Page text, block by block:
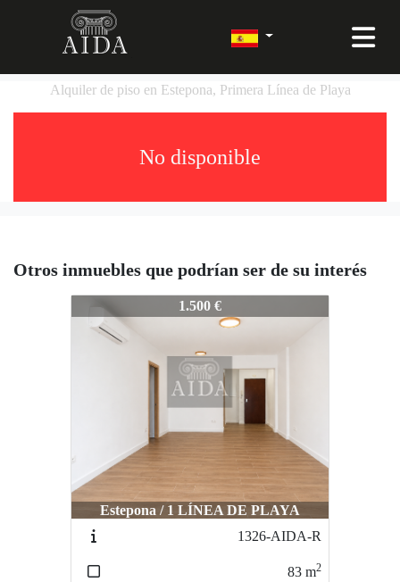
Alquiler de piso en Estepona, Primera Línea de Playa
No disponible
Otros inmuebles que podrían ser de su interés
364-AIDA-R
1.500 €
Estepona / 1 LÍNEA DE PLAYA
1326-AIDA-R
83 m2